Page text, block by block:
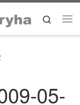
Search
05-